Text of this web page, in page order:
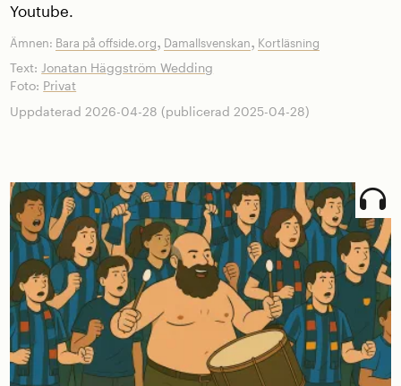
Youtube.
Ämnen: Bara på offside.org, Damallsvenskan, Kortläsning
Text: Jonatan Häggström Wedding
Foto: Privat
Uppdaterad 2026-04-28 (publicerad 2025-04-28)